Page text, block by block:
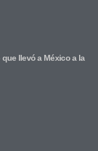
llevó a México a la